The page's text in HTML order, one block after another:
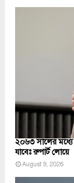
২০৬৩ সালের মধ্যে
যাবেঃ রুপার্ট লোয়ে
August 9, 2026